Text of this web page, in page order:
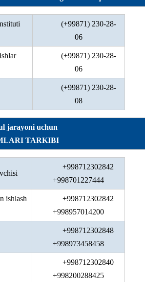
(+99871) 230-28-
06
(+99871) 230-28-
06
(+99871) 230-28-
08
jarayoni uchun
TARKIBI
+998712302842
+998701227444
ishlash
+998712302842
+998957014200
+998712302848
+998973458458
+998712302840
+998200288425